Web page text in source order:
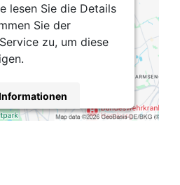
lesen Sie die Details
Sie der
zu, um diese